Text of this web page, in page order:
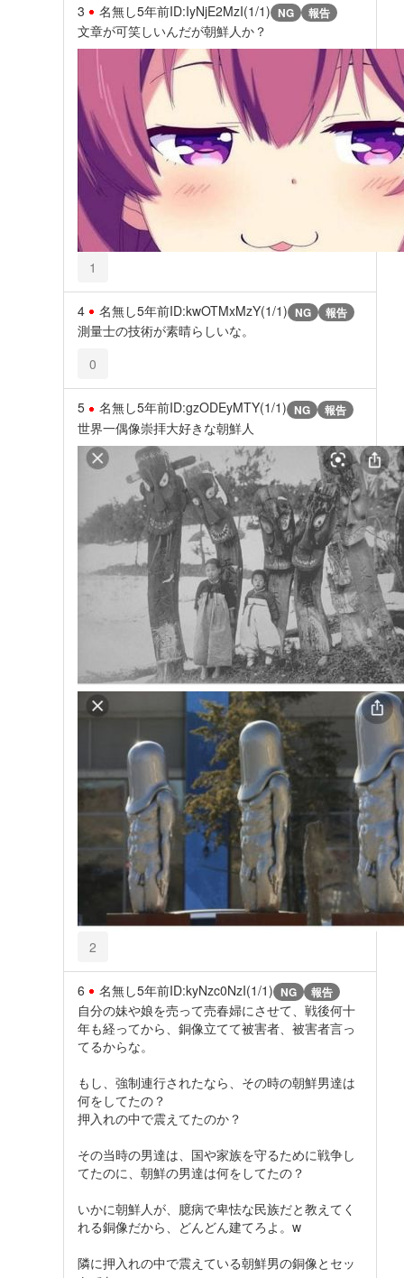
3 名無し5年前ID:IyNjE2MzI(1/1) NG 報告
文章が可笑しいんだが朝鮮人か？
1
4 名無し5年前ID:kwOTMxMzY(1/1) NG 報告
測量士の技術が素晴らしいな。
0
5 名無し5年前ID:gzODEyMTY(1/1) NG 報告
世界一偶像崇拝大好きな朝鮮人
2
6 名無し5年前ID:kyNzc0NzI(1/1) NG 報告
自分の妹や娘を売って売春婦にさせて、戦後何十
年も経ってから、銅像立てて被害者、被害者言っ
てるからな。
もし、強制連行されたなら、その時の朝鮮男達は
何をしてたの？
押入れの中で震えてたのか？
その当時の男達は、国や家族を守るために戦争し
てたのに、朝鮮の男達は何をしてたの？
いかに朝鮮人が、臆病で卑怯な民族だと教えてく
れる銅像だから、どんどん建てろよ。w
隣に押入れの中で震えている朝鮮男の銅像とセッ